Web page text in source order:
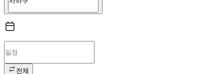
전체